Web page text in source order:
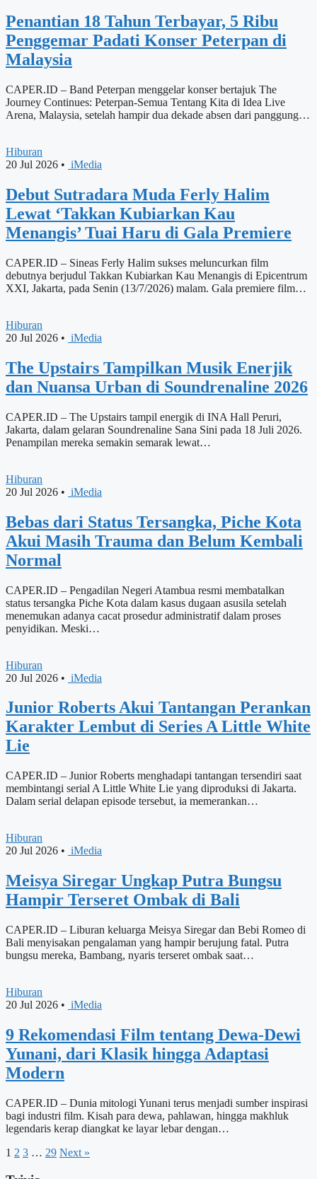
Penantian 18 Tahun Terbayar, 5 Ribu
Penggemar Padati Konser Peterpan di
Malaysia
CAPER.ID – Band Peterpan menggelar konser bertajuk The
Journey Continues: Peterpan-Semua Tentang Kita di Idea Live
Arena, Malaysia, setelah hampir dua dekade absen dari panggung…
Hiburan
20 Jul 2026 • iMedia
Debut Sutradara Muda Ferly Halim
Lewat ‘Takkan Kubiarkan Kau
Menangis’ Tuai Haru di Gala Premiere
CAPER.ID – Sineas Ferly Halim sukses meluncurkan film
debutnya berjudul Takkan Kubiarkan Kau Menangis di Epicentrum
XXI, Jakarta, pada Senin (13/7/2026) malam. Gala premiere film…
Hiburan
20 Jul 2026 • iMedia
The Upstairs Tampilkan Musik Enerjik
dan Nuansa Urban di Soundrenaline 2026
CAPER.ID – The Upstairs tampil energik di INA Hall Peruri,
Jakarta, dalam gelaran Soundrenaline Sana Sini pada 18 Juli 2026.
Penampilan mereka semakin semarak lewat…
Hiburan
20 Jul 2026 • iMedia
Bebas dari Status Tersangka, Piche Kota
Akui Masih Trauma dan Belum Kembali
Normal
CAPER.ID – Pengadilan Negeri Atambua resmi membatalkan
status tersangka Piche Kota dalam kasus dugaan asusila setelah
menemukan adanya cacat prosedur administratif dalam proses
penyidikan. Meski…
Hiburan
20 Jul 2026 • iMedia
Junior Roberts Akui Tantangan Perankan
Karakter Lembut di Series A Little White
Lie
CAPER.ID – Junior Roberts menghadapi tantangan tersendiri saat
membintangi serial A Little White Lie yang diproduksi di Jakarta.
Dalam serial delapan episode tersebut, ia memerankan…
Hiburan
20 Jul 2026 • iMedia
Meisya Siregar Ungkap Putra Bungsu
Hampir Terseret Ombak di Bali
CAPER.ID – Liburan keluarga Meisya Siregar dan Bebi Romeo di
Bali menyisakan pengalaman yang hampir berujung fatal. Putra
bungsu mereka, Bambang, nyaris terseret ombak saat…
Hiburan
20 Jul 2026 • iMedia
9 Rekomendasi Film tentang Dewa-Dewi
Yunani, dari Klasik hingga Adaptasi
Modern
CAPER.ID – Dunia mitologi Yunani terus menjadi sumber inspirasi
bagi industri film. Kisah para dewa, pahlawan, hingga makhluk
legendaris kerap diangkat ke layar lebar dengan…
1 2 3 … 29 Next »